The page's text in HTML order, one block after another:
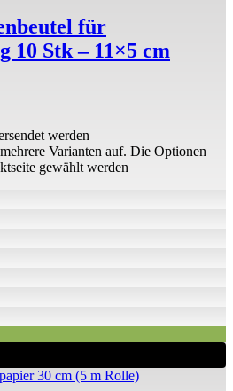
für
10 Stk – 11×5 cm
werden
Varianten auf. Die Optionen
gewählt werden